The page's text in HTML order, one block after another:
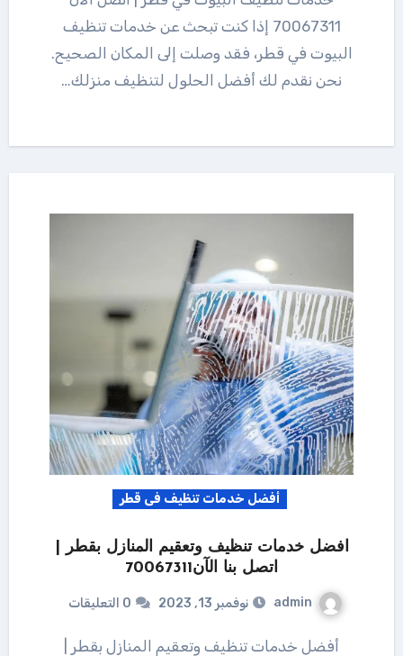
70067311 إذا كنت تبحث عن خدمات تنظيف
البيوت في قطر، فقد وصلت إلى المكان الصحيح.
نحن نقدم لك أفضل الحلول لتنظيف منزلك…
أفضل خدمات تنظيف فى قطر
افضل خدمات تنظيف وتعقيم المنازل بقطر |
اتصل بنا الآن70067311
admin نوفمبر 13, 2023 0 التعليقات
أفضل خدمات تنظيف وتعقيم المنازل بقطر |